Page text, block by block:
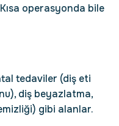
operasyonda bile
tedaviler (diş eti
diş beyazlatma,
gibi alanlar.